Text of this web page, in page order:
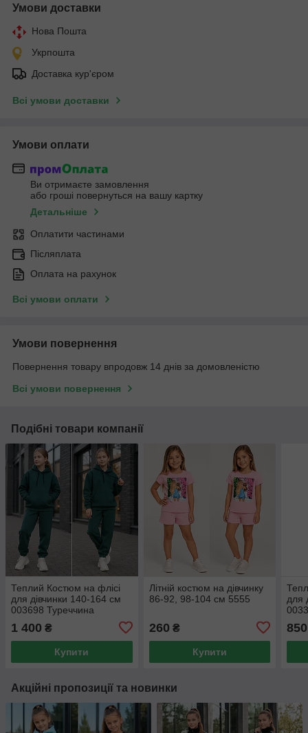
Умови доставки
Нова Пошта
Укрпошта
Доставка кур'єром
Всі умови доставки
Умови оплати
Ви отримаєте замовлення
або гроші повернуться на вашу картку
Детальніше
Оплатити частинами
Післяплата
Оплата на рахунок
Всі умови оплати
Умови повернення
Повернення товару впродовж 14 днів за домовленістю
Всі умови повернення
Подібні товари компанії
Теплий Костюм на флісі
для дівчинки 140-164 см
003698 Туреччина
1 400 ₴
Купити
Літній костюм на дівчинку
86-92, 98-104 см 5555
260 ₴
Купити
для
850
Акційні пропозиції та новинки